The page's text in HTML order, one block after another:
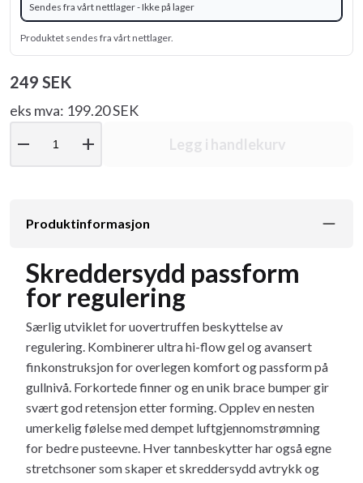
Sendes fra vårt nettlager - Ikke på lager
Produktet sendes fra vårt nettlager.
249 SEK
eks mva: 199.20 SEK
remove add Legg i handlekurv
Produktinformasjon
Skreddersydd passform
for regulering
Særlig utviklet for uovertruffen beskyttelse av
regulering. Kombinerer ultra hi-flow gel og avansert
finkonstruksjon for overlegen komfort og passform på
gullnivå. Forkortede finner og en unik brace bumper gir
svært god retensjon etter forming. Opplev en nesten
umerkelig følelse med dempet luftgjennomstrømning
for bedre pusteevne. Hver tannbeskytter har også egne
stretchsoner som skaper et skreddersydd avtrykk og